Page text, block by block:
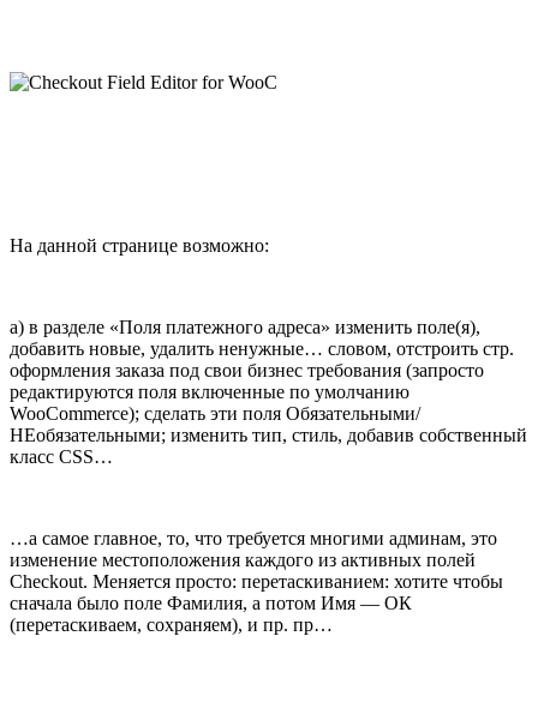
На данной странице возможно:
а) в разделе «Поля платежного адреса» изменить поле(я),
добавить новые, удалить ненужные… словом, отстроить стр.
оформления заказа под свои бизнес требования (запросто
редактируются поля включенные по умолчанию
WooCommerce); сделать эти поля Обязательными/
НЕобязательными; изменить тип, стиль, добавив собственный
класс CSS…
…а самое главное, то, что требуется многими админам, это
изменение местоположения каждого из активных полей
Checkout. Меняется просто: перетаскиванием: хотите чтобы
сначала было поле Фамилия, а потом Имя — ОК
(перетаскиваем, сохраняем), и пр. пр…